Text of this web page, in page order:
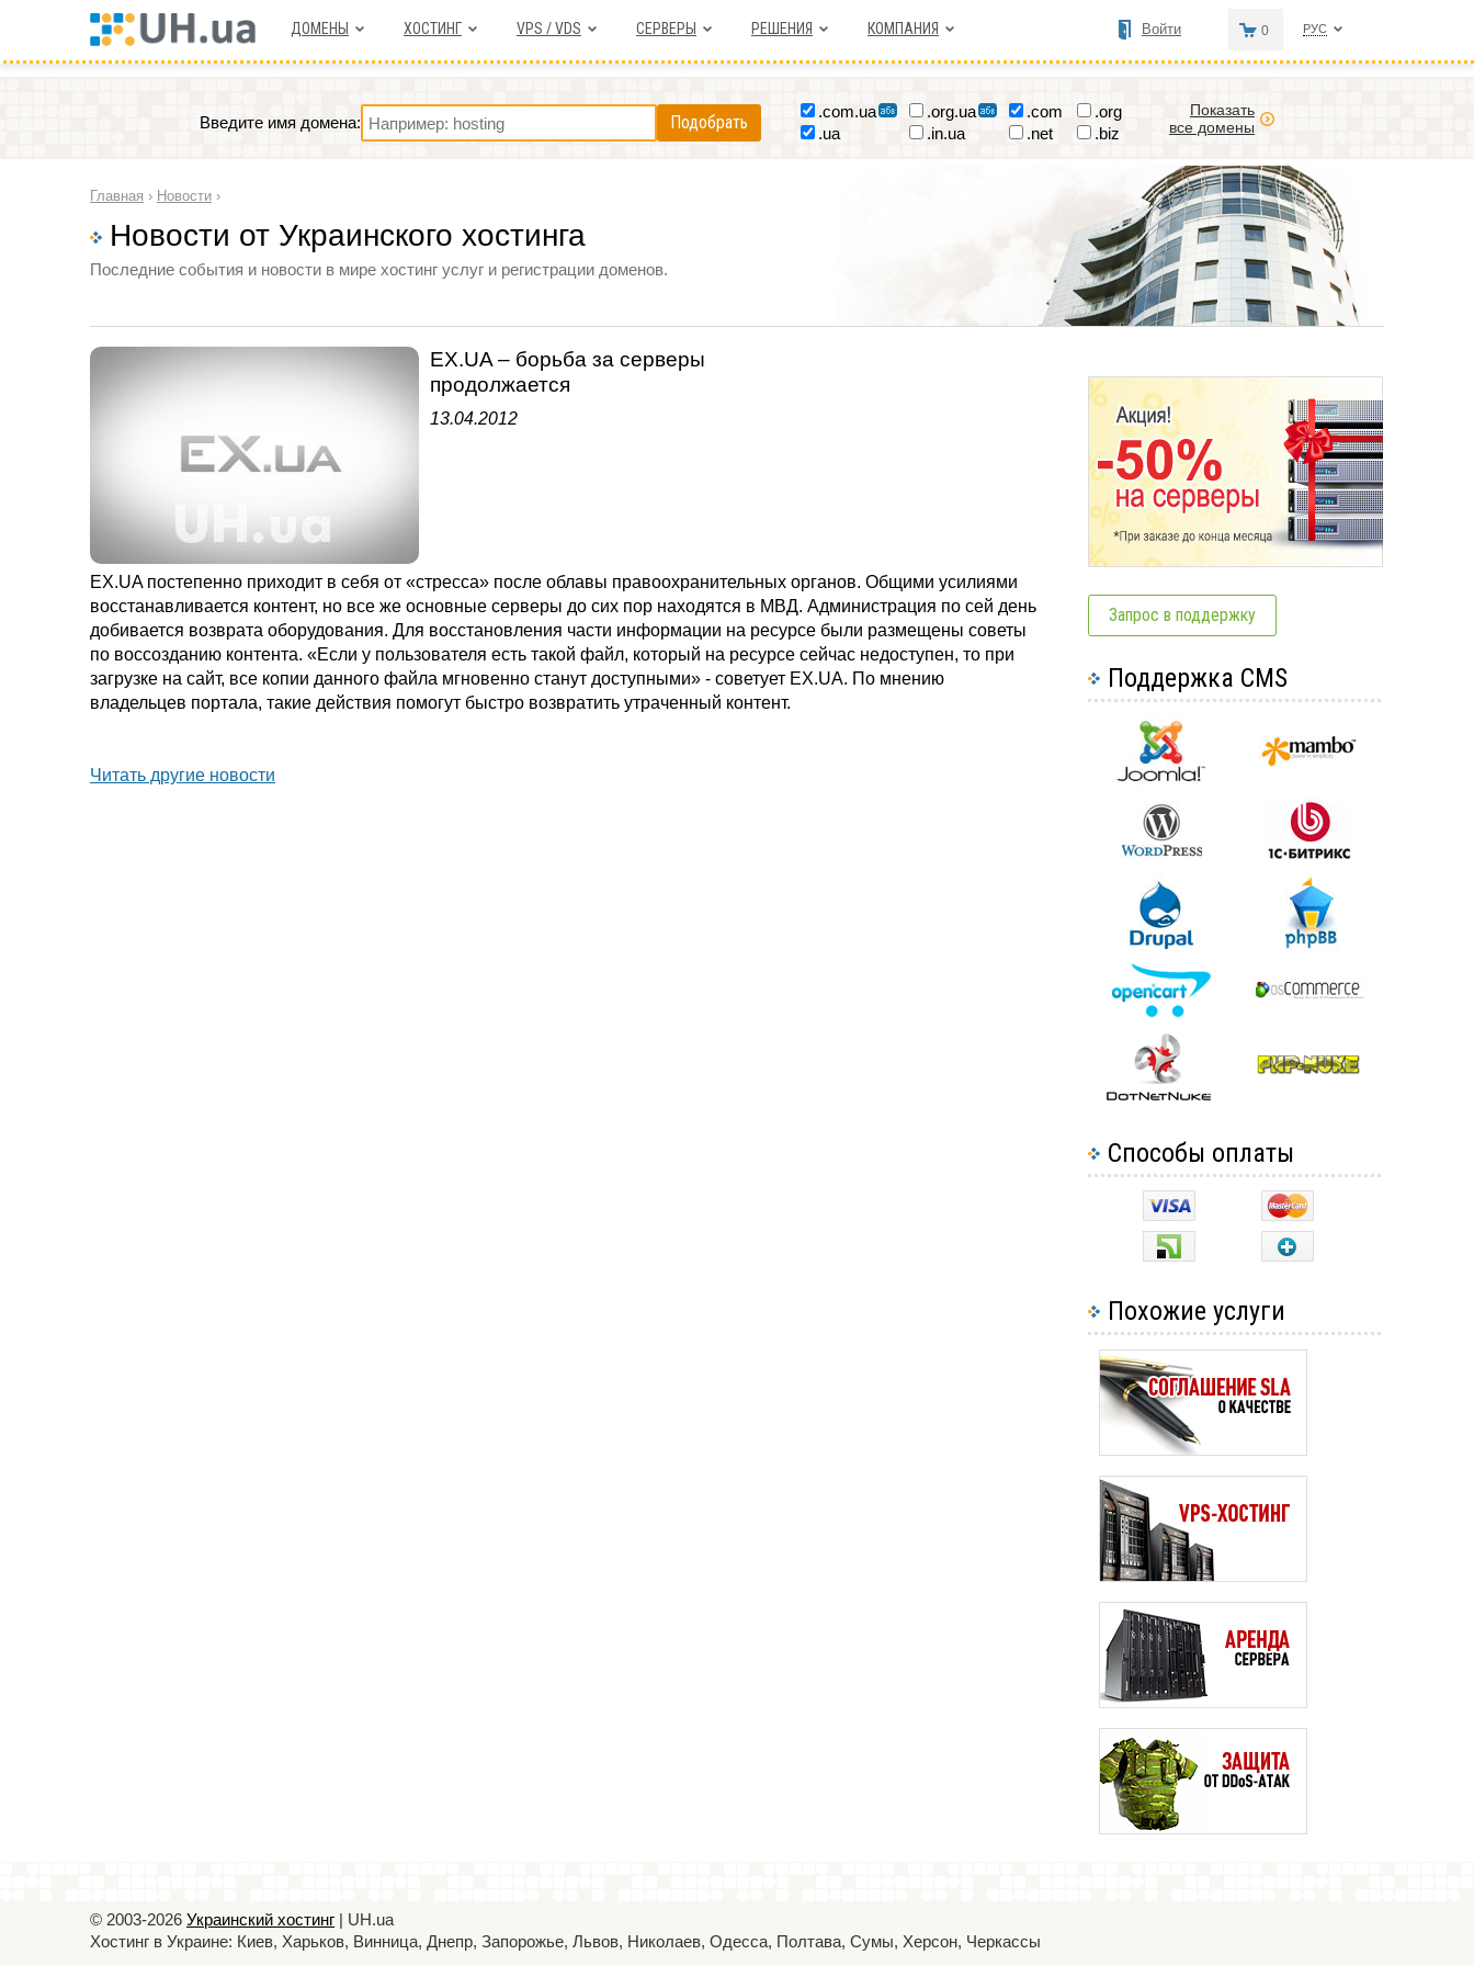
ДОМЕНЫ ХОСТИНГ VPS / VDS СЕРВЕРЫ РЕШЕНИЯ КОМПАНИЯ РУС
0
Войти
Введите имя домена: Подобрать
.com.ua .org.ua .com
.org
.ua
.in.ua .net .biz
Показать
все домены
Главная › Новости ›
Новости от Украинского хостинга
Последние события и новости в мире хостинг услуг и регистрации доменов.
EX.UA – борьба за серверы
продолжается
13.04.2012
EX.UA постепенно приходит в себя от «стресса» после облавы правоохранительных органов. Общими усилиями
восстанавливается контент, но все же основные серверы до сих пор находятся в МВД. Администрация по сей день
добивается возврата оборудования. Для восстановления части информации на ресурсе были размещены советы
по воссозданию контента. «Если у пользователя есть такой файл, который на ресурсе сейчас недоступен, то при
загрузке на сайт, все копии данного файла мгновенно станут доступными» - советует EX.UA. По мнению
владельцев портала, такие действия помогут быстро возвратить утраченный контент.
Читать другие новости
Запрос в поддержку
Поддержка CMS
Способы оплаты
Похожие услуги
© 2003-2026 Украинский хостинг | UH.ua
Хостинг в Украине: Киев, Харьков, Винница, Днепр, Запорожье, Львов, Николаев, Одесса, Полтава, Сумы, Херсон, Черкассы